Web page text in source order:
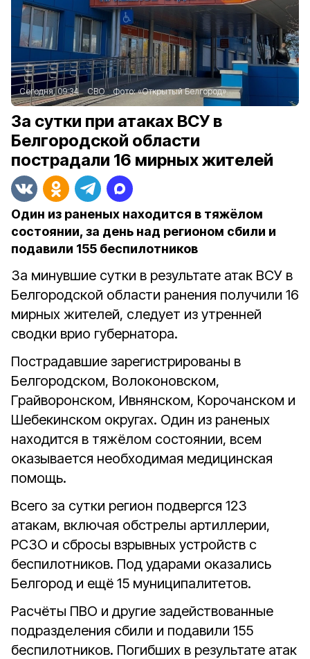
Сегодня, 09:34 СВО Фото:«Открытый Белгород»
За сутки при атаках ВСУ в
Белгородской области
пострадали 16 мирных жителей
Один из раненых находится в тяжёлом
состоянии, за день над регионом сбили и
подавили 155 беспилотников
За минувшие сутки в результате атак ВСУ в
Белгородской области ранения получили 16
мирных жителей, следует из утренней
сводки врио губернатора.
Пострадавшие зарегистрированы в
Белгородском, Волоконовском,
Грайворонском, Ивнянском, Корочанском и
Шебекинском округах. Один из раненых
находится в тяжёлом состоянии, всем
оказывается необходимая медицинская
помощь.
Всего за сутки регион подвергся 123
атакам, включая обстрелы артиллерии,
РСЗО и сбросы взрывных устройств с
беспилотников. Под ударами оказались
Белгород и ещё 15 муниципалитетов.
Расчёты ПВО и другие задействованные
подразделения сбили и подавили 155
беспилотников. Погибших в результате атак